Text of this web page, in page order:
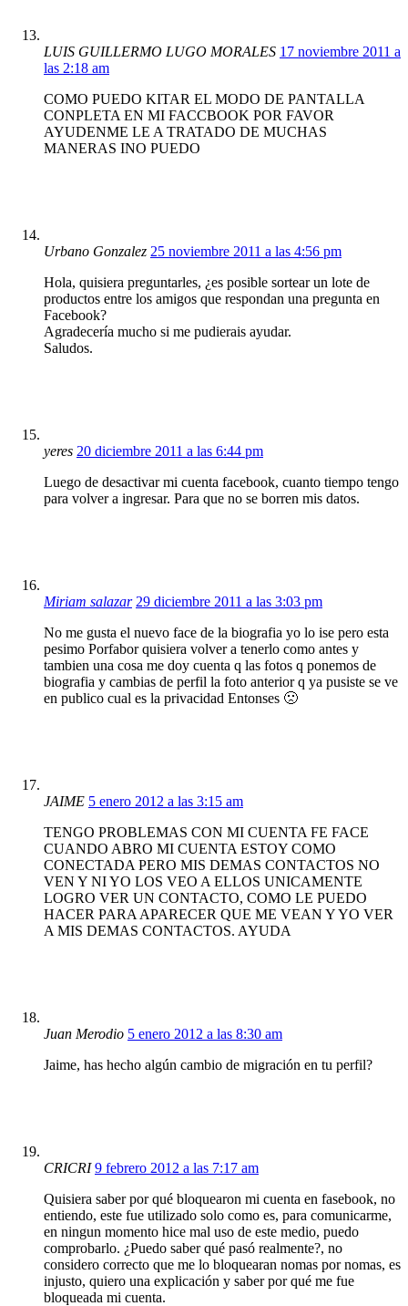
LUIS GUILLERMO LUGO MORALES 17 noviembre 2011 a
las 2:18 am
COMO PUEDO KITAR EL MODO DE PANTALLA
CONPLETA EN MI FACCBOOK POR FAVOR
AYUDENME LE A TRATADO DE MUCHAS
MANERAS INO PUEDO
Urbano Gonzalez 25 noviembre 2011 a las 4:56 pm
Hola, quisiera preguntarles, ¿es posible sortear un lote de
productos entre los amigos que respondan una pregunta en
Facebook?
Agradecería mucho si me pudierais ayudar.
Saludos.
yeres 20 diciembre 2011 a las 6:44 pm
Luego de desactivar mi cuenta facebook, cuanto tiempo tengo
para volver a ingresar. Para que no se borren mis datos.
Miriam salazar 29 diciembre 2011 a las 3:03 pm
No me gusta el nuevo face de la biografia yo lo ise pero esta
pesimo Porfabor quisiera volver a tenerlo como antes y
tambien una cosa me doy cuenta q las fotos q ponemos de
biografia y cambias de perfil la foto anterior q ya pusiste se ve
en publico cual es la privacidad Entonses 🙁
JAIME 5 enero 2012 a las 3:15 am
TENGO PROBLEMAS CON MI CUENTA FE FACE
CUANDO ABRO MI CUENTA ESTOY COMO
CONECTADA PERO MIS DEMAS CONTACTOS NO
VEN Y NI YO LOS VEO A ELLOS UNICAMENTE
LOGRO VER UN CONTACTO, COMO LE PUEDO
HACER PARA APARECER QUE ME VEAN Y YO VER
A MIS DEMAS CONTACTOS. AYUDA
Juan Merodio 5 enero 2012 a las 8:30 am
Jaime, has hecho algún cambio de migración en tu perfil?
CRICRI 9 febrero 2012 a las 7:17 am
Quisiera saber por qué bloquearon mi cuenta en fasebook, no
entiendo, este fue utilizado solo como es, para comunicarme,
en ningun momento hice mal uso de este medio, puedo
comprobarlo. ¿Puedo saber qué pasó realmente?, no
considero correcto que me lo bloquearan nomas por nomas, es
injusto, quiero una explicación y saber por qué me fue
bloqueada mi cuenta.